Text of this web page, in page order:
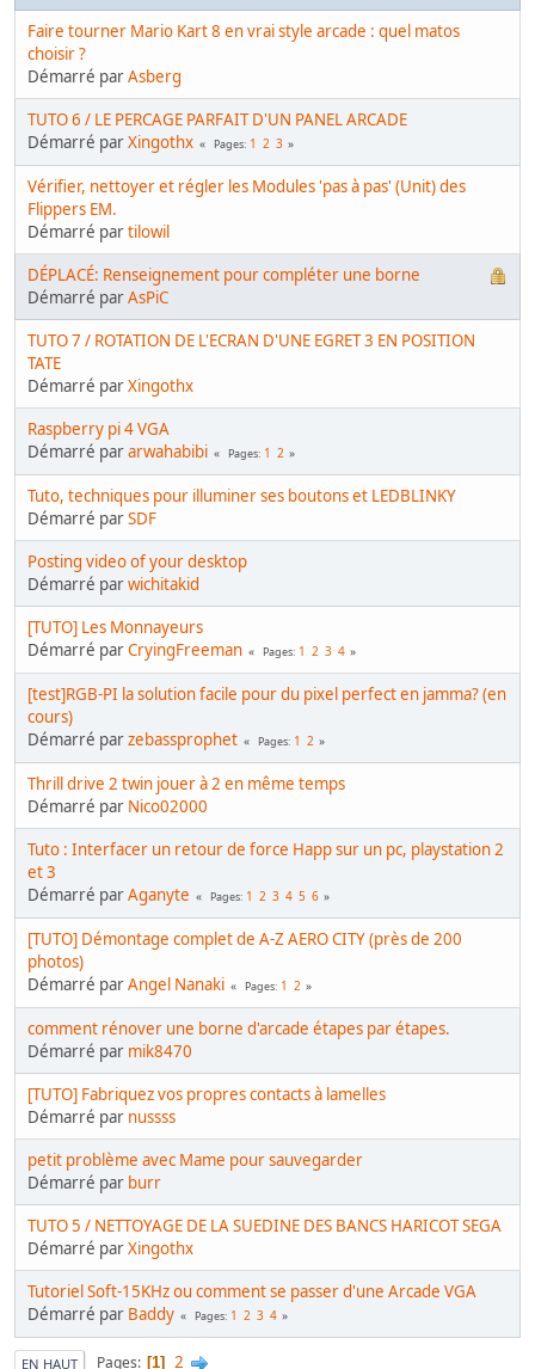
Faire tourner Mario Kart 8 en vrai style arcade : quel matos
choisir ?
Démarré parAsberg
TUTO 6 / LE PERCAGE PARFAIT D'UN PANEL ARCADE
Démarré parXingothx Pages 1 2 3
Vérifier, nettoyer et régler les Modules 'pas à pas' (Unit) des
Flippers EM.
Démarré partilowil
DÉPLACÉ: Renseignement pour compléter une borne
Démarré parAsPiC
TUTO 7 / ROTATION DE L'ECRAN D'UNE EGRET 3 EN POSITION
TATE
Démarré parXingothx
Raspberry pi 4 VGA
Démarré pararwahabibi Pages 1 2
Tuto, techniques pour illuminer ses boutons et LEDBLINKY
Démarré parSDF
Posting video of your desktop
Démarré parwichitakid
[TUTO] Les Monnayeurs
Démarré parCryingFreeman Pages 1 2 3 4
[test]RGB-PI la solution facile pour du pixel perfect en jamma? (en
cours)
Démarré parzebassprophet Pages 1 2
Thrill drive 2 twin jouer à 2 en même temps
Démarré par Nico02000
Tuto : Interfacer un retour de force Happ sur un pc, playstation 2
et 3
Démarré parAganyte Pages 1 2 3 4 5 6
[TUTO] Démontage complet de A-Z AERO CITY (près de 200
photos)
Démarré parAngel Nanaki Pages 1 2
comment rénover une borne d'arcade étapes par étapes.
Démarré par mik8470
[TUTO] Fabriquez vos propres contacts à lamelles
Démarré par nussss
petit problème avec Mame pour sauvegarder
Démarré par burr
TUTO 5 / NETTOYAGE DE LA SUEDINE DES BANCS HARICOT SEGA
Démarré parXingothx
Tutoriel Soft-15KHz ou comment se passer d'une Arcade VGA
Démarré par Baddy Pages 1 2 3 4
EN HAUT Pages 1 2